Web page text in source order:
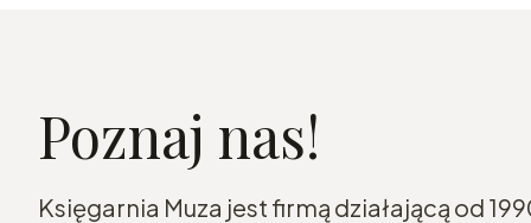
Poznaj nas!
Księgarnia Muza jest firmą działającą od